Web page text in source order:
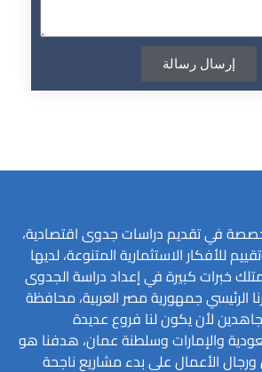
إرسال رسالة
في تقديم دراسات جدوى اقتصادية،
للأفكار الاستثمارية المتنوعة، لديها
خبرات كبيرة في إعداد دراسة الجدوى
الرئيسي جمهورية مصر العربية، محافظة
لأن يكون لنا فروع عديدة
والإمارات وسلطنة عمان، هدفنا هو
الأعمال على بدء مشاريع ناجحة